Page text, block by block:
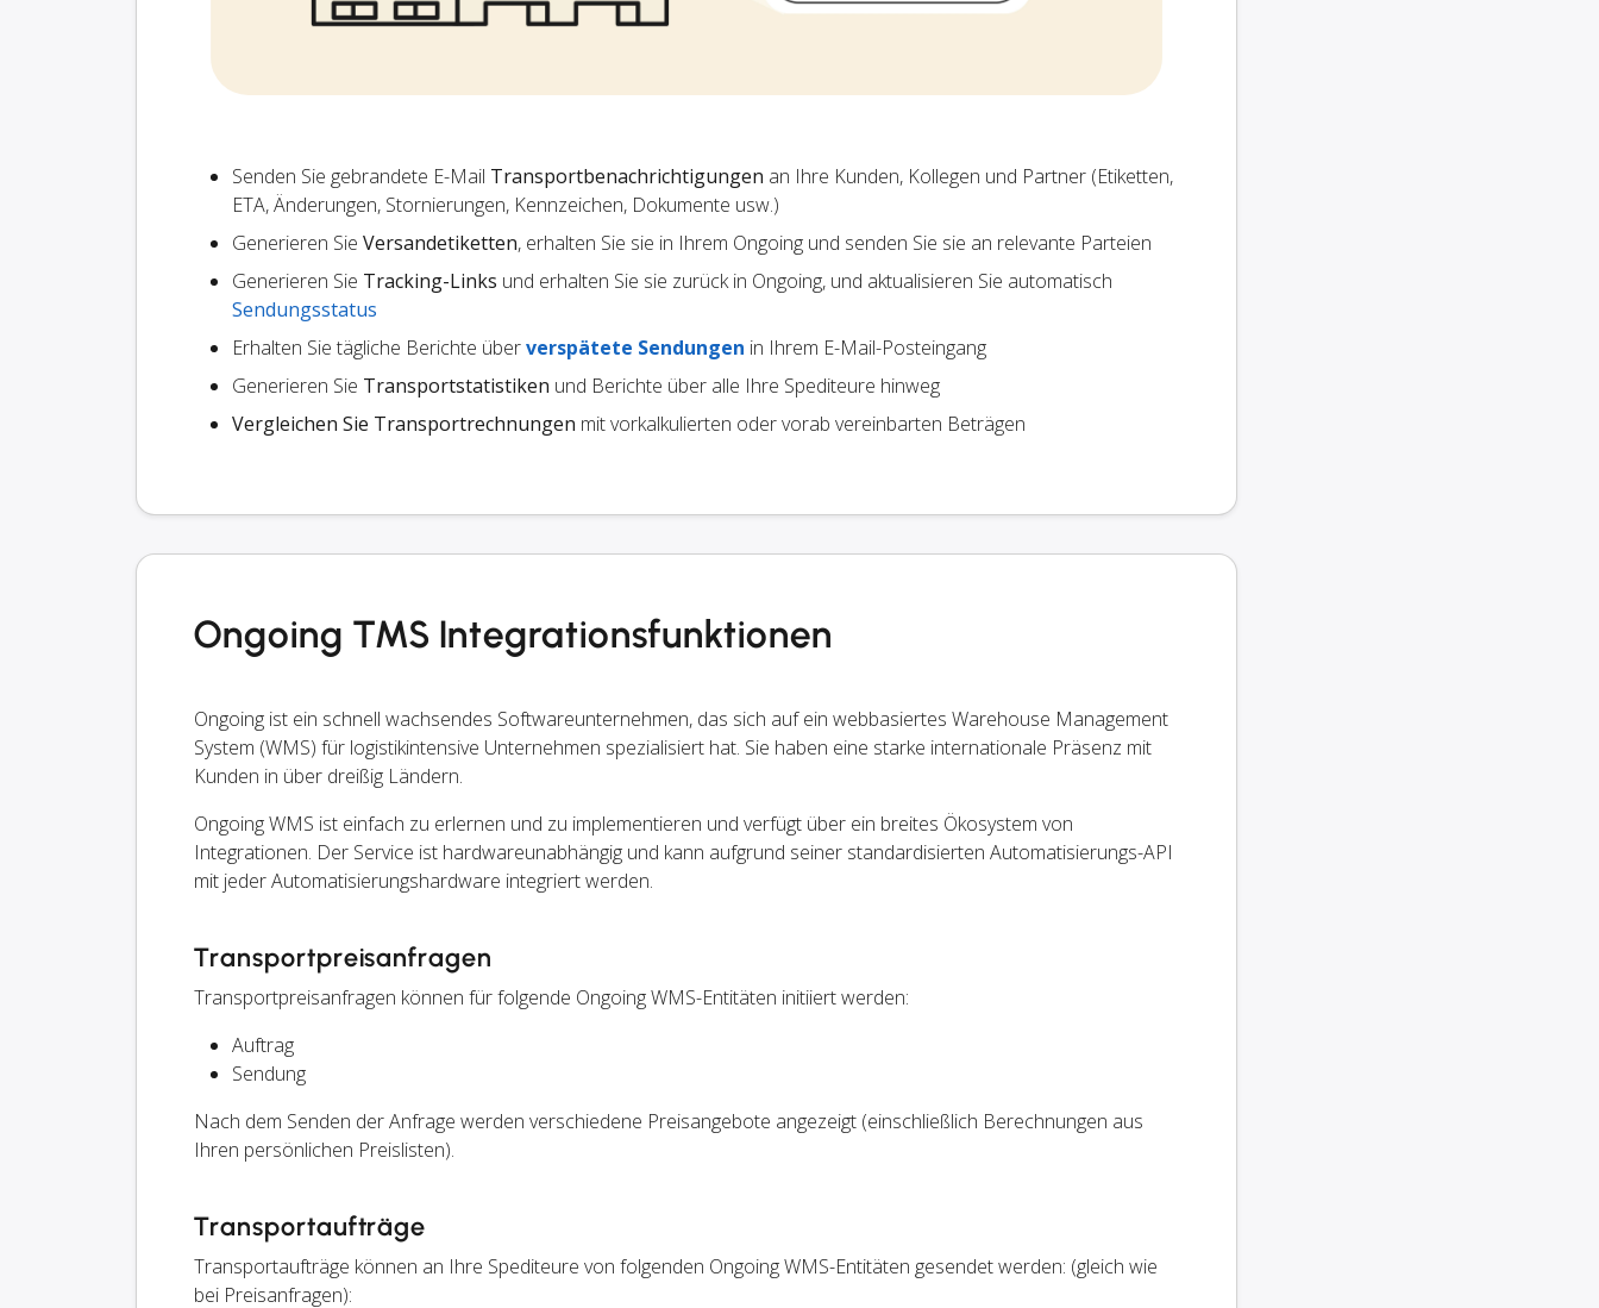
Senden Sie gebrandete E-Mail Transportbenachrichtigungen an Ihre Kunden, Kollegen und Partner (Etiketten,
ETA, Änderungen, Stornierungen, Kennzeichen, Dokumente usw.)
Generieren Sie Versandetiketten, erhalten Sie sie in Ihrem Ongoing und senden Sie sie an relevante Parteien
Generieren Sie Tracking-Links und erhalten Sie sie zurück in Ongoing, und aktualisieren Sie automatisch
Sendungsstatus
Erhalten Sie tägliche Berichte überverspätete Sendungen in Ihrem E-Mail-Posteingang
Generieren Sie Transportstatistiken und Berichte über alle Ihre Spediteure hinweg
Vergleichen Sie Transportrechnungen mit vorkalkulierten oder vorab vereinbarten Beträgen
Ongoing TMS Integrationsfunktionen
Ongoing ist ein schnell wachsendes Softwareunternehmen, das sich auf ein webbasiertes Warehouse Management
System (WMS) für logistikintensive Unternehmen spezialisiert hat. Sie haben eine starke internationale Präsenz mit
Kunden in über dreißig Ländern.
Ongoing WMS ist einfach zu erlernen und zu implementieren und verfügt über ein breites Ökosystem von
Integrationen. Der Service ist hardwareunabhängig und kann aufgrund seiner standardisierten Automatisierungs-API
mit jeder Automatisierungshardware integriert werden.
Transportpreisanfragen
Transportpreisanfragen können für folgende Ongoing WMS-Entitäten initiiert werden:
Auftrag
Sendung
Nach dem Senden der Anfrage werden verschiedene Preisangebote angezeigt (einschließlich Berechnungen aus
Ihren persönlichen Preislisten).
Transportaufträge
Transportaufträge können an Ihre Spediteure von folgenden Ongoing WMS-Entitäten gesendet werden: (gleich wie
bei Preisanfragen):